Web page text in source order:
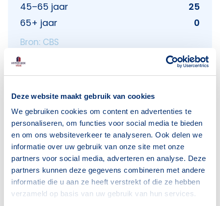
Deze website maakt gebruik van cookies
We gebruiken cookies om content en advertenties te
personaliseren, om functies voor social media te bieden
en om ons websiteverkeer te analyseren. Ook delen we
informatie over uw gebruik van onze site met onze
partners voor social media, adverteren en analyse. Deze
partners kunnen deze gegevens combineren met andere
informatie die u aan ze heeft verstrekt of die ze hebben
verzameld op basis van uw gebruik van hun services.
45–65 jaar
25
65+ jaar
0
Bron: CBS
Huishoudens
Alleenwonend
1053
Gezin zonder kinderen
69
Gezin met kinderen
Bron: CBS